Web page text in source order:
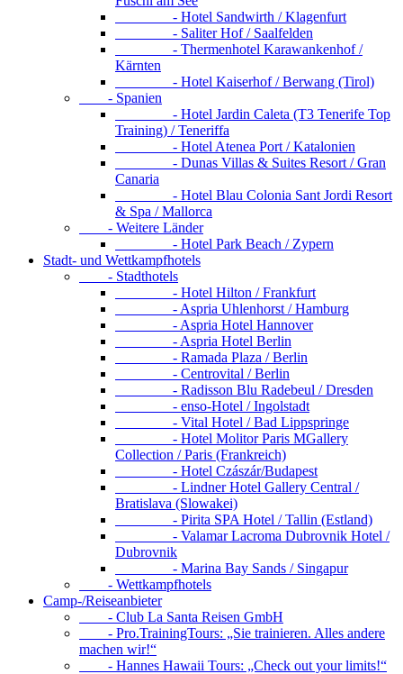
- Hotel Sandwirth / Klagenfurt
- Saliter Hof / Saalfelden
- Thermenhotel Karawankenhof /
Kärnten
- Hotel Kaiserhof / Berwang (Tirol)
- Spanien
- Hotel Jardin Caleta (T3 Tenerife Top
Training) / Teneriffa
- Hotel Atenea Port / Katalonien
- Dunas Villas & Suites Resort / Gran
Canaria
- Hotel Blau Colonia Sant Jordi Resort
& Spa / Mallorca
- Weitere Länder
- Hotel Park Beach / Zypern
Stadt- und Wettkampfhotels
- Stadthotels
- Hotel Hilton / Frankfurt
- Aspria Uhlenhorst / Hamburg
- Aspria Hotel Hannover
- Aspria Hotel Berlin
- Ramada Plaza / Berlin
- Centrovital / Berlin
- Radisson Blu Radebeul / Dresden
- enso-Hotel / Ingolstadt
- Vital Hotel / Bad Lippspringe
- Hotel Molitor Paris MGallery
Collection / Paris (Frankreich)
- Hotel Czászár/Budapest
- Lindner Hotel Gallery Central /
Bratislava (Slowakei)
- Pirita SPA Hotel / Tallin (Estland)
- Valamar Lacroma Dubrovnik Hotel /
Dubrovnik
- Marina Bay Sands / Singapur
- Wettkampfhotels
Camp-/Reiseanbieter
- Club La Santa Reisen GmbH
- Pro.TrainingTours: „Sie trainieren. Alles andere
machen wir!“
- Hannes Hawaii Tours: „Check out your limits!“